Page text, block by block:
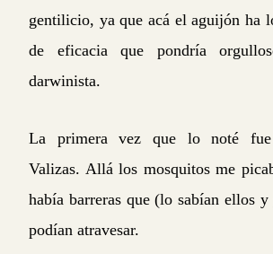
gentilicio, ya que acá el aguijón ha
de eficacia que pondría
darwinista.
La primera vez que lo noté
Valizas. Allá los mosquitos me
había barreras que (lo sabían ellos
podían atravesar.